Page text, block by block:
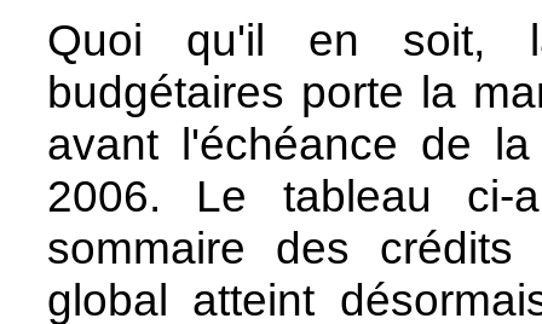
Quoi qu'il en soit,
budgétaires porte la
avant l'échéance de
2006. Le tableau ci-
sommaire des
global atteint